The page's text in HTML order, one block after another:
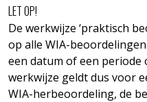
LET OP!
De werkwijze ‘praktisch
op alle WIA-
een datum of een periode
werkwijze geldt dus voor
WIA-herbeoordeling, de